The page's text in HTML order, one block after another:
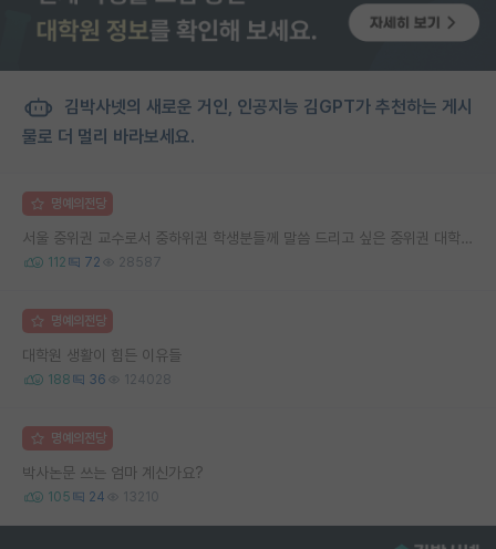
김박사넷의 새로운 거인, 인공지능 김GPT가 추천하는 게시
물로 더 멀리 바라보세요.
명예의전당
서울 중위권 교수로서 중하위권 학생분들께 말씀 드리고 싶은 중위권 대학 연구실의 강점
112 72 28587
명예의전당
대학원 생활이 힘든 이유들
188 36 124028
명예의전당
박사논문 쓰는 엄마 계신가요?
105 24 13210